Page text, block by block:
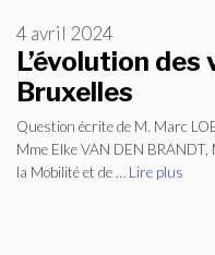
L’évolution des
Bruxelles
4 avril 2024
Question écrite de M. Marc
Mme Elke VAN DEN
la Mobilité et de … Lire plus